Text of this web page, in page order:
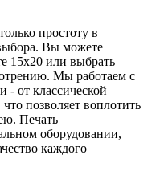
простоту в
Вы можете
15х20 или выбрать
Мы работаем с
- от классической
позволяет воплотить
Печать
оборудовании,
каждого